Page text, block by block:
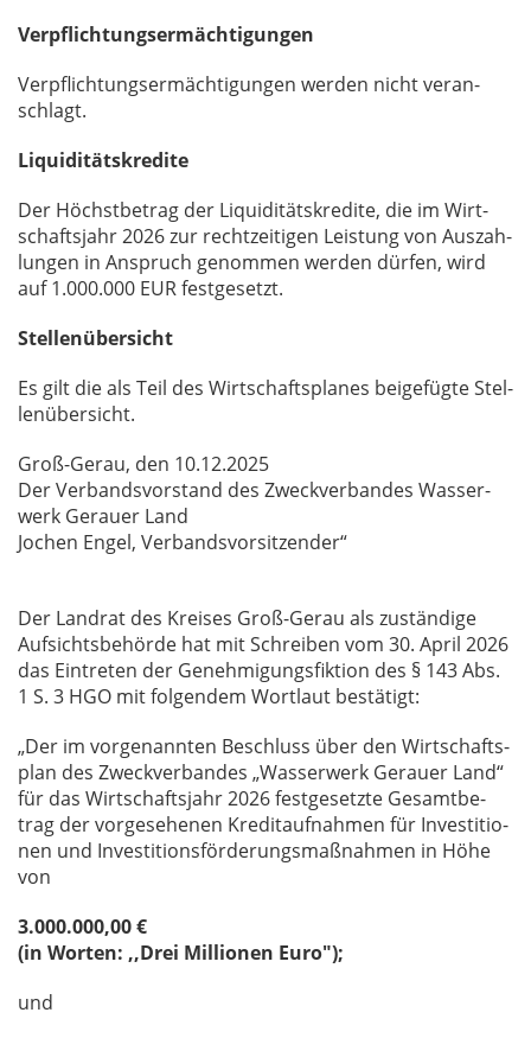
Verpflichtungsermächtigungen
Ver­pflich­tungs­er­mäch­ti­gun­gen wer­den nicht ver­an­
schlagt.
Liquiditätskredite
Der Höchst­be­trag der Li­qui­di­täts­kre­di­te, die im Wirt­
schafts­jahr 2026 zur recht­zei­ti­gen Leis­tung von Aus­zah­
lun­gen in An­spruch ge­nom­men wer­den dür­fen, wird
auf 1.000.000 EUR fest­ge­setzt.
Stellenübersicht
Es gilt die als Teil des Wirt­schafts­pla­nes bei­ge­füg­te Stel­
len­über­sicht.
Groß-Gerau, den 10.12.2025
Der Ver­bands­vor­stand des Zweck­ver­ban­des Was­ser­
werk Ge­r­au­er Land
Jo­chen En­gel, Ver­bands­vor­sit­zen­der“
Der Land­rat des Krei­ses Groß-Gerau als zu­stän­di­ge
Auf­sichts­be­hör­de hat mit Schrei­ben vom 30. April 2026
das Ein­tre­ten der Ge­neh­mi­gungs­fik­ti­on des § 143 Abs.
1 S. 3 HGO mit fol­gen­dem Wort­laut be­stä­tigt:
„Der im vor­ge­nann­ten Be­schluss über den Wirt­schafts­
plan des Zweck­ver­ban­des „Was­ser­werk Ge­r­au­er Land“
für das Wirt­schafts­jahr 2026 fest­ge­setz­te Ge­samt­be­
trag der vor­ge­se­he­nen Kre­dit­auf­nah­men für In­ves­ti­tio­
nen und In­ves­ti­ti­ons­för­de­rungs­maß­nah­men in Höhe
von
3.000.000,00 €
(in Worten: ,,Drei Millionen Euro");
und